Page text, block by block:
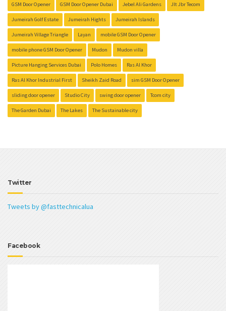
GSM Door Opener GSM Door Opener Dubai Jebel Ali Gardens Jlt Jbr Tecom
Jumeirah Golf Estate Jumeirah Hights Jumeirah Islands
Jumeirah Village Triangle Layan mobile GSM Door Opener
mobile phone GSM Door Opener Mudon Mudon villa
Picture Hanging Services Dubai Polo Homes Ras Al Khor
Ras Al Khor Industrial First Sheikh Zaid Road sim GSM Door Opener
sliding door opener Studio City swing door opener Tcom city
The Garden Dubai The Lakes The Sustainable city
Twitter
Tweets by @fasttechnicalua
Facebook